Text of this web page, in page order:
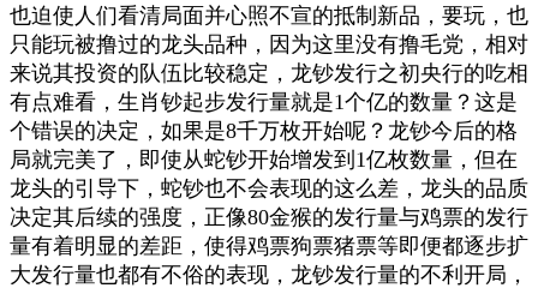
也迫使人们看清局面并心照不宣的抵制新品，要玩，也
只能玩被撸过的龙头品种，因为这里没有撸毛党，相对
来说其投资的队伍比较稳定，龙钞发行之初央行的吃相
有点难看，生肖钞起步发行量就是1个亿的数量？这是
个错误的决定，如果是8千万枚开始呢？龙钞今后的格
局就完美了，即使从蛇钞开始增发到1亿枚数量，但在
龙头的引导下，蛇钞也不会表现的这么差，龙头的品质
决定其后续的强度，正像80金猴的发行量与鸡票的发行
量有着明显的差距，使得鸡票狗票猪票等即便都逐步扩
大发行量也都有不俗的表现，龙钞发行量的不利开局，